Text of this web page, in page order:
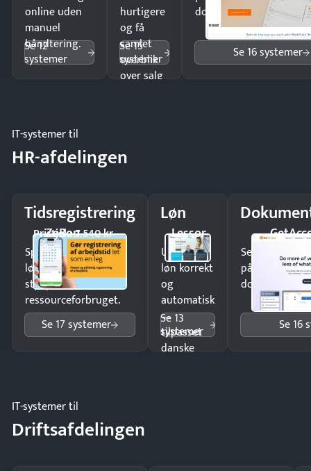
online uden
manuel
håndtering.
Se 12
systemer
hurtigere
og få
samlet
overblik
over salg
Se 15
systemer
dokumenter.
Se 16 systemer
IT-systemer til
HR-afdelingen
Tidsregistrering
ZeBon
Pristjek: 7.540 kr
Spar tid på
lønberegning og få
styr på
ressourceforbruget.
Se 17 systemer
Løn
Lessor
Udbetal
løn korrekt
og
automatisk
—
tilpasset
danske
Se 13
systemer
Send
på minutter
dokumenter.
Se 16
IT-systemer til
Driftsafdelingen